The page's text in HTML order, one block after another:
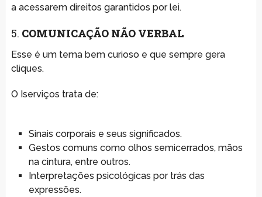
a acessarem direitos garantidos por lei.
5. COMUNICAÇÃO NÃO VERBAL
Esse é um tema bem curioso e que sempre gera
cliques.
O Iserviços trata de:
Sinais corporais e seus significados.
Gestos comuns como olhos semicerrados, mãos
na cintura, entre outros.
Interpretações psicológicas por trás das
expressões.